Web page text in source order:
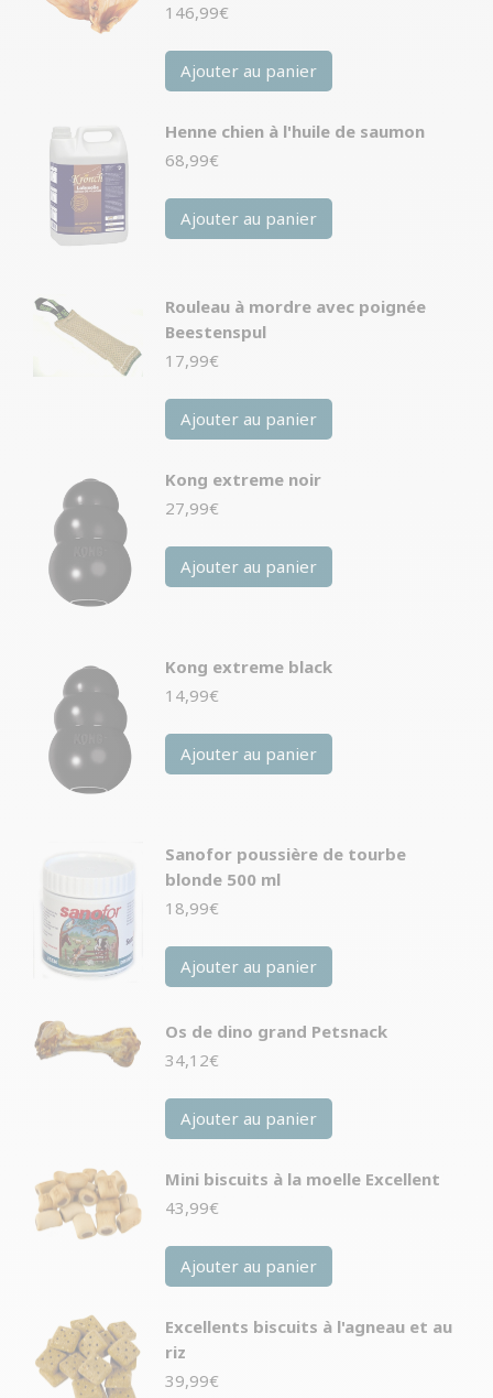
146,99€
Ajouter au panier
Henne chien à l'huile de saumon
68,99€
Ajouter au panier
Rouleau à mordre avec poignée
Beestenspul
17,99€
Ajouter au panier
Kong extreme noir
27,99€
Ajouter au panier
Kong extreme black
14,99€
Ajouter au panier
Sanofor poussière de tourbe
blonde 500 ml
18,99€
Ajouter au panier
Os de dino grand Petsnack
34,12€
Ajouter au panier
Mini biscuits à la moelle Excellent
43,99€
Ajouter au panier
Excellents biscuits à l'agneau et au
riz
39,99€